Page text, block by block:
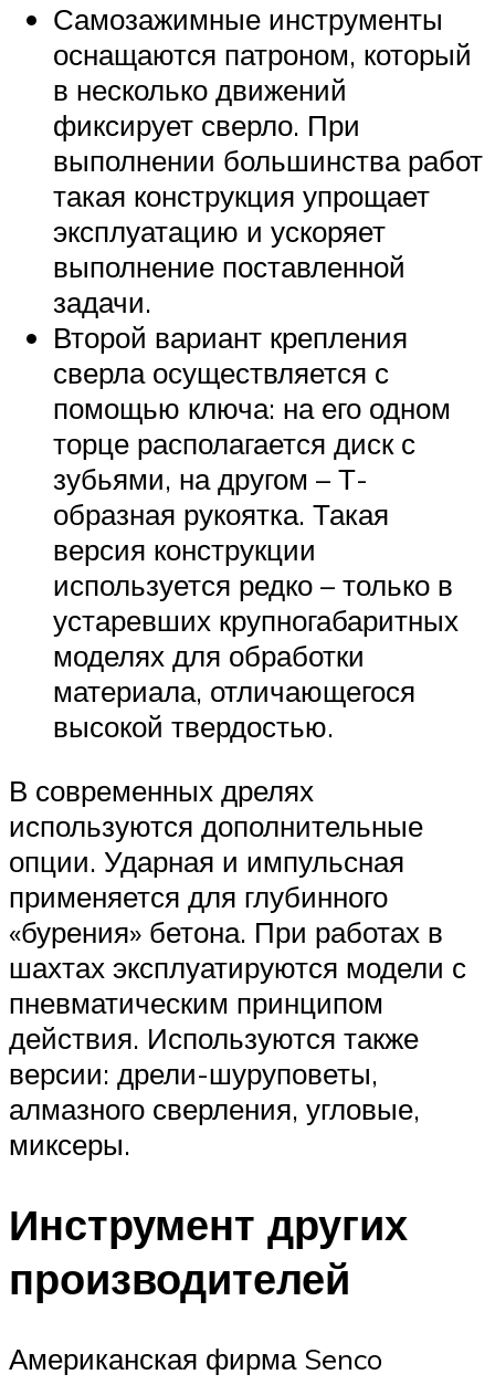
Самозажимные инструменты
оснащаются патроном, который
в несколько движений
фиксирует сверло. При
выполнении большинства работ
такая конструкция упрощает
эксплуатацию и ускоряет
выполнение поставленной
задачи.
Второй вариант крепления
сверла осуществляется с
помощью ключа: на его одном
торце располагается диск с
зубьями, на другом – Т-
образная рукоятка. Такая
версия конструкции
используется редко – только в
устаревших крупногабаритных
моделях для обработки
материала, отличающегося
высокой твердостью.
В современных дрелях
используются дополнительные
опции. Ударная и импульсная
применяется для глубинного
«бурения» бетона. При работах в
шахтах эксплуатируются модели с
пневматическим принципом
действия. Используются также
версии: дрели-шуруповеты,
алмазного сверления, угловые,
миксеры.
Инструмент других
производителей
Американская фирма Senco